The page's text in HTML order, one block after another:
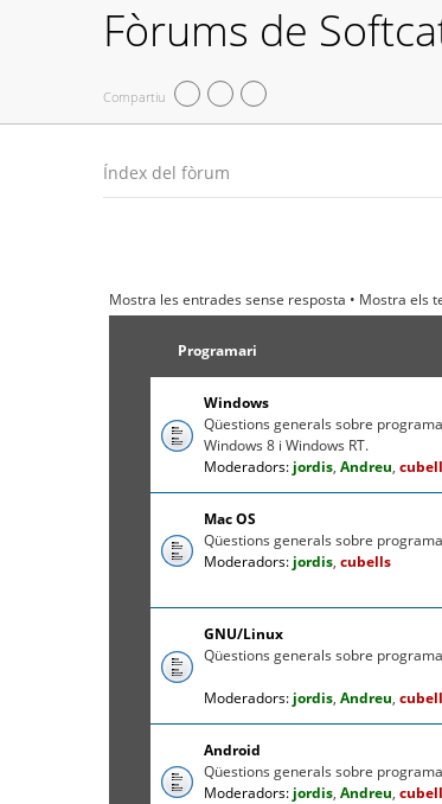
Fòrums de
Compartiu
Índex del fòrum
Mostra les entrades sense resposta • Mostra els
Programari
Windows
Qüestions generals sobre
Windows 8 i Windows RT.
Moderadors: jordis, Andreu,
Mac OS
Qüestions generals sobre
Moderadors: jordis, cubells
GNU/Linux
Qüestions generals sobre
Moderadors: jordis, Andreu,
Android
Qüestions generals sobre
Moderadors: jordis, Andreu,